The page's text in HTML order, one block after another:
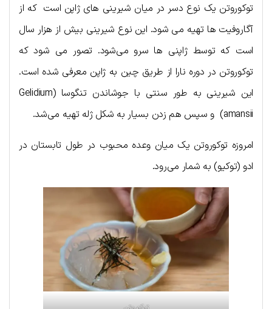
توکوروتن یک نوع دسر در میان شیرینی های ژاپن است که از
آگاروفیت ها تهیه می شود. این نوع شیرینی بیش از هزار سال
است که توسط ژاپنی ها سرو می‌شود. تصور می شود که
توکوروتن در دوره نارا از طریق چین به ژاپن معرفی شده است.
این شیرینی به طور سنتی با جوشاندن تنگوسا (Gelidium
amansii) و سپس هم زدن بسیار به شکل ژله تهیه می‌شد.
امروزه توکوروتن یک میان وعده محبوب در طول تابستان در
ادو (توکیو) به شمار می‌رود.